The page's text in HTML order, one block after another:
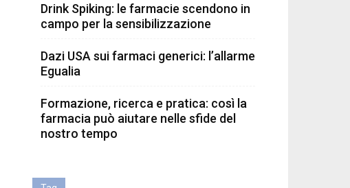
Drink Spiking: le farmacie scendono in
campo per la sensibilizzazione
Dazi USA sui farmaci generici: l’allarme
Egualia
Formazione, ricerca e pratica: così la
farmacia può aiutare nelle sfide del
nostro tempo